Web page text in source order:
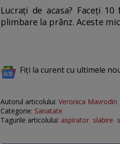
Lucrați de acasa? Faceți
plimbare la prânz. Aceste
Fiți la curent cu ultimele
Autorul articolului: Veronica Mavrodin
Categorie: Sanatate
Tagurile articolului: aspirator slabire